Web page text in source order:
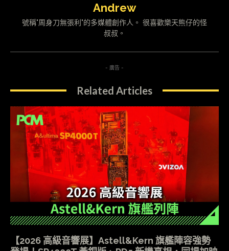
Andrew
號稱"周身刀無張利"的多媒體創作人。 很喜歡樂天熊仔的怪
叔叔。
- 廣告 -
Related Articles
【2026 高級音響展】Astell&Kern 旗艦陣容強勢